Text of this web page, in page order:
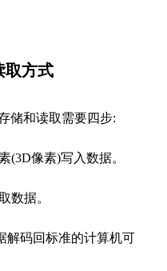
取方式
储和读取需要四步:
(3D像素)写入数据。
数据。
解码回标准的计算机可